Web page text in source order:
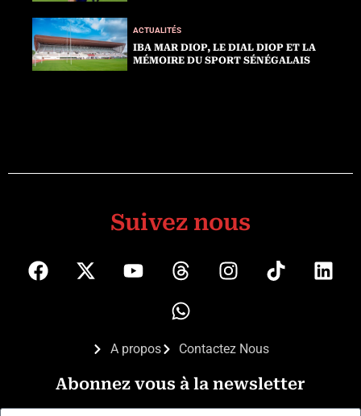
ACTUALITÉS
IBA MAR DIOP, LE DIAL DIOP ET LA
MÉMOIRE DU SPORT SÉNÉGALAIS
Suivez nous
A propos Contactez Nous
Abonnez vous à la newsletter